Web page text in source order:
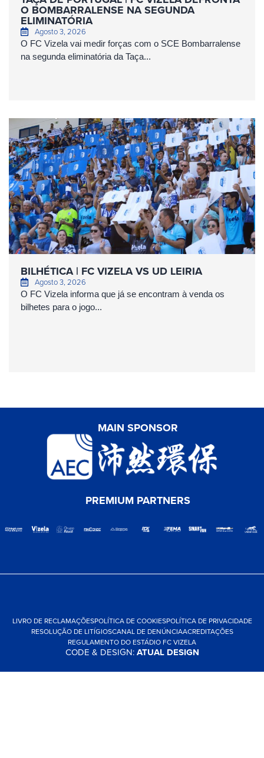
O BOMBARRALENSE NA SEGUNDA
ELIMINATÓRIA
Agosto 3, 2026
O FC Vizela vai medir forças com o SCE Bombarralense
na segunda eliminatória da Taça...
BILHÉTICA | FC VIZELA VS UD LEIRIA
Agosto 3, 2026
O FC Vizela informa que já se encontram à venda os
bilhetes para o jogo...
MAIN SPONSOR
PREMIUM PARTNERS
LIVRO DE RECLAMAÇÕESPOLÍTICA DE COOKIESPOLÍTICA DE PRIVACIDADE
RESOLUÇÃO DE LITÍGIOSCANAL DE DENÚNCIAACREDITAÇÕES
REGULAMENTO DO ESTÁDIO FC VIZELA
CODE & DESIGN:ATUAL DESIGN